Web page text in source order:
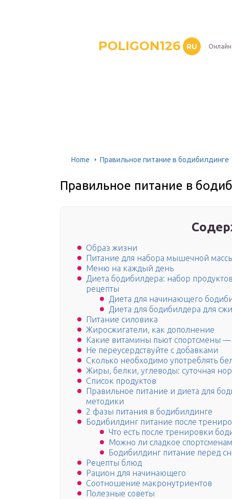
POLIGON126 RU
Home Правильное питание в бодибилдинге
Правильное питание в
Образ жизни
Питание для набора мышечной
Меню на каждый день
Диета бодибилдера: набор
рецепты
Диета для начинающего
Диета для бодибилдера для
Питание силовика
Жиросжигатели, как дополнение
Какие витамины пьют спортсмены
Не переусердствуйте с добавками
Сколько необходимо употреблять
Жиры, белки, углеводы: суточная
Список продуктов
Правильное питание и диета для
методики
2 фазы питания в бодибилдинге
Бодибилдинг питание после
Что есть после тренировки
Можно ли сладкое спортсменам
Бодибилдинг питание перед
Рецепты блюд
Рацион для начинающего
Соотношение макронутриентов
Полезные советы